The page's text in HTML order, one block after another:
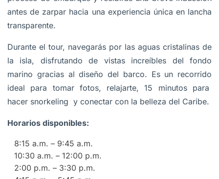
antes de zarpar hacia una experiencia única en lancha
transparente.
Durante el tour, navegarás por las aguas cristalinas de
la isla, disfrutando de vistas increíbles del fondo
marino gracias al diseño del barco. Es un recorrido
ideal para tomar fotos, relajarte, 15 minutos para
hacer snorkeling y conectar con la belleza del Caribe.
Horarios disponibles:
8:15 a.m. – 9:45 a.m.
10:30 a.m. – 12:00 p.m.
2:00 p.m. – 3:30 p.m.